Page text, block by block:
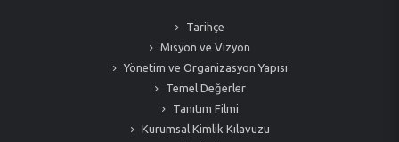
Tarihçe
Misyon ve Vizyon
Yönetim ve Organizasyon Yapısı
Temel Değerler
Tanıtım Filmi
Kurumsal Kimlik Kılavuzu